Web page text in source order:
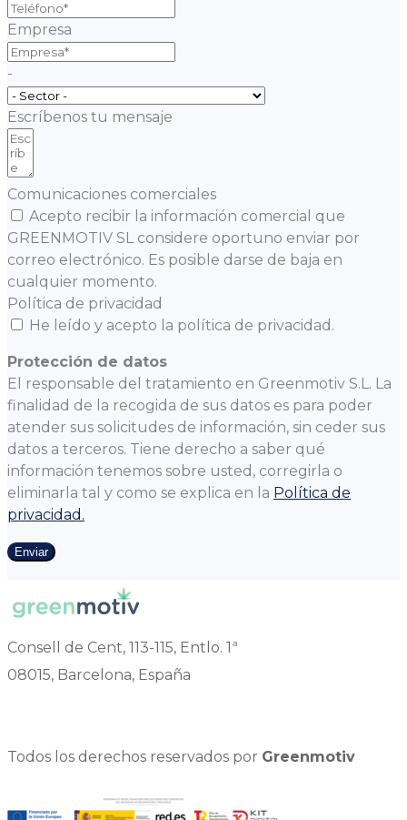
Empresa
-
Escríbenos tu mensaje
Comunicaciones comerciales
Acepto recibir la información comercial que
GREENMOTIV SL considere oportuno enviar por
correo electrónico. Es posible darse de baja en
cualquier momento.
Política de privacidad
He leído y acepto la política de privacidad.
Protección de datos
El responsable del tratamiento en Greenmotiv S.L. La
finalidad de la recogida de sus datos es para poder
atender sus solicitudes de información, sin ceder sus
datos a terceros. Tiene derecho a saber qué
información tenemos sobre usted, corregirla o
eliminarla tal y como se explica en la Política de
privacidad.
Enviar
Consell de Cent, 113-115, Entlo. 1ª
08015, Barcelona, España
Todos los derechos reservados por Greenmotiv